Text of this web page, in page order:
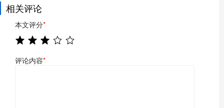
相关评论
本文评分*
评论内容*